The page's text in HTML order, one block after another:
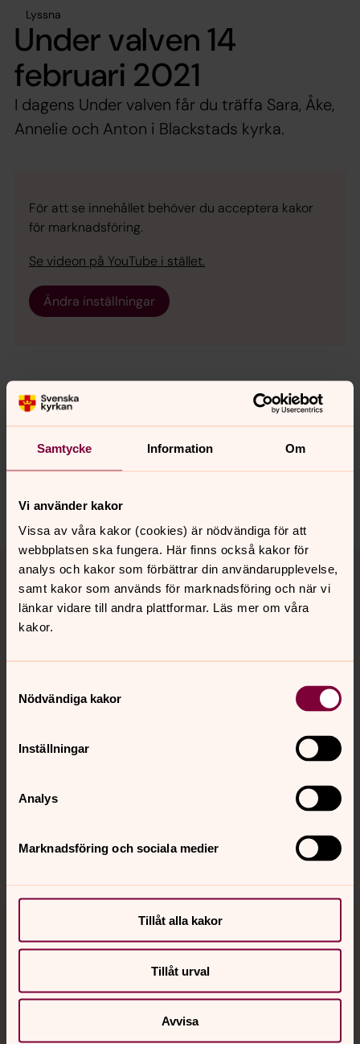
Samtycke Information Om
Vi använder kakor
Vissa av våra kakor (cookies) är nödvändiga för att
webbplatsen ska fungera. Här finns också kakor för
analys och kakor som förbättrar din användarupplevelse,
samt kakor som används för marknadsföring och när vi
länkar vidare till andra plattformar. Läs mer om våra
kakor.
Nödvändiga kakor
Inställningar
Analys
Marknadsföring och sociala medier
Tillåt alla kakor
Tillåt urval
Avvisa
Lyssna
Under valven 14
februari 2021
I dagens Under valven får du träffa Sara, Åke,
Annelie och Anton i Blackstads kyrka.
För att se innehållet behöver du acceptera kakor
för marknadsföring.
Se videon på YouTube i stället.
Ändra inställningar
Senast ändrad 19 februari 2021
Synpunkter eller frågor på sidans
innehåll?
sodra.tjusts.pastorat@svenskakyrkan.se
Dela
Tillbaka till toppen
Tillbaka till innehållet
Kontakt
Kalender
Hitta snabbt
Jourhavande präst
Akut samtals- och krisstöd. Prata eller chatta anonymt
med en präst på kvällar och nätter.